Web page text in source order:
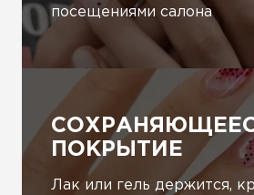
посещениями салона
ПОКРЫТИЕ
Лак или гель держится,